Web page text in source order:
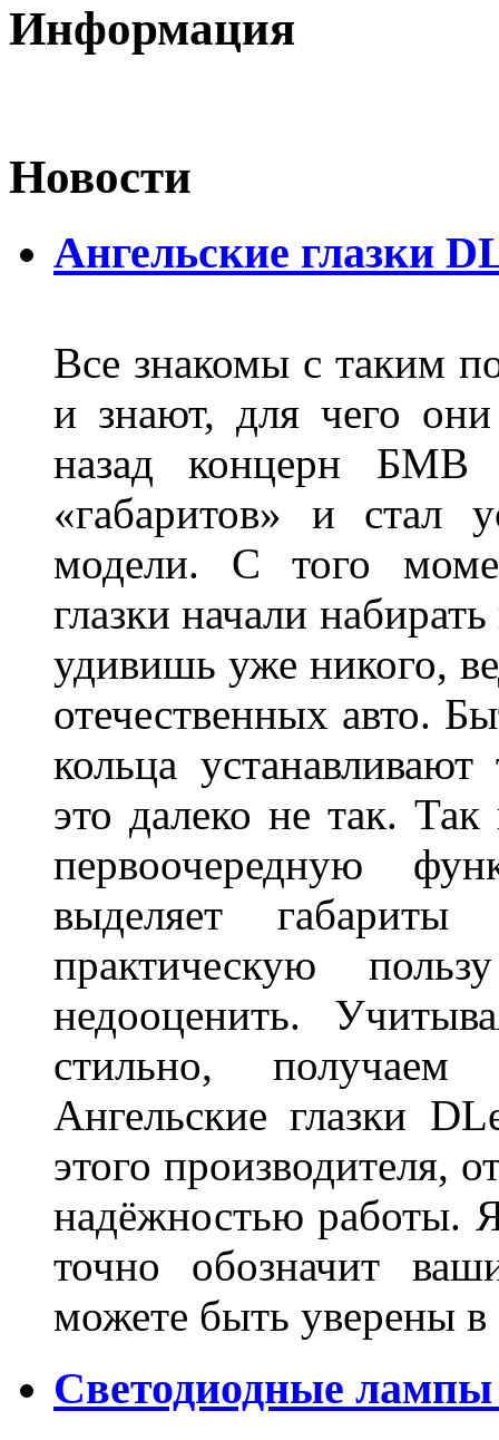
Информация
Новости
Ангельские глазки
Все знакомы с таким
и знают, для чего
назад концерн БМВ
«габаритов» и стал
модели. С того
глазки начали
удивишь уже никого,
отечественных авто.
кольца
это далеко не так. Так
первоочередную
выделяет
практическую
недооценить.
стильно,
Ангельские глазки
этого производителя,
надёжностью работы.
точно обозначит
можете быть уверены
Светодиодные